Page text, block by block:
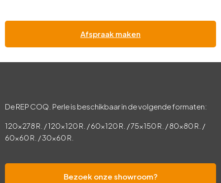
Afspraak maken
De REP COQ. Perle is beschikbaar in de volgende formaten:
120×278 R. / 120×120 R. / 60×120 R. / 75×150 R. / 80×80 R. /
60×60 R. / 30×60 R.
Bezoek onze showroom?